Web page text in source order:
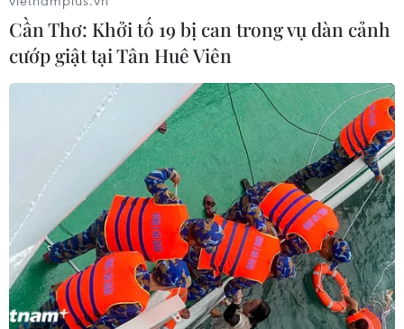
Bộ Ngoại giao Nga cho biết nước này lấy làm tiếc về sự
đảo ngược chính sách của Tổng thống Mỹ Donald
Trump đối với Cuba, gọi đây là chính sách gợi nhớ đến
thời kỳ Chiến tranh Lạnh.
Cần Thơ: Khởi tố 19 bị can trong vụ dàn cảnh
cướp giật tại Tân Huê Viên